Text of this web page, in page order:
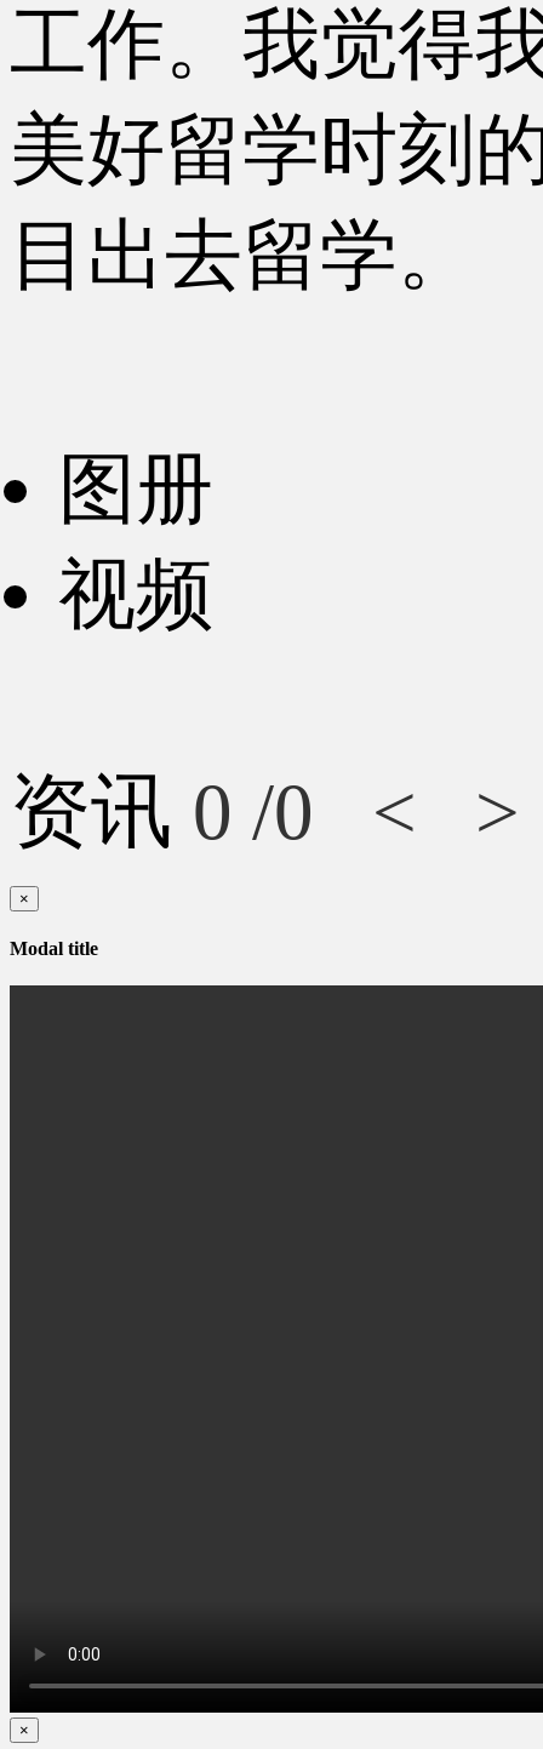
工作。我觉得
美好留学时刻
目出去留学。
图册
视频
资讯 0 /0 < >
×
Modal title
×